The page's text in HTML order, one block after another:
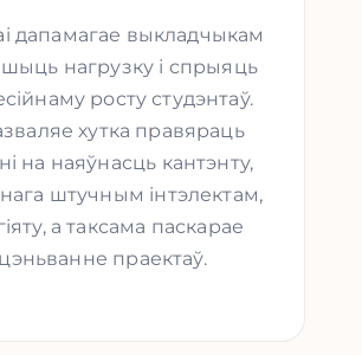
дапамагае выкладчыкам
нагрузку і спрыяць
росту студэнтаў.
хутка правяраць
на наяўнасць кантэнту,
штучным інтэлектам,
а таксама паскарае
праектаў.